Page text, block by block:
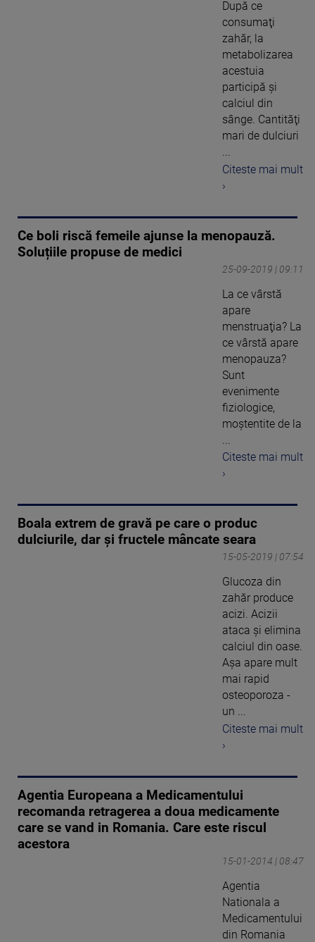
După ce
consumaţi
zahăr, la
metabolizarea
acestuia
participă şi
calciul din
sânge. Cantităţi
mari de dulciuri
...
Citeste mai mult
›
Ce boli riscă femeile ajunse la menopauză.
Soluțiile propuse de medici
25-09-2019 | 09:11
La ce vârstă
apare
menstruaţia? La
ce vârstă apare
menopauza?
Sunt
evenimente
fiziologice,
moștentite de la
Citeste mai mult
›
Boala extrem de gravă pe care o produc
dulciurile, dar şi fructele mâncate seara
15-05-2019 | 07:54
Glucoza din
zahăr produce
acizi. Acizii
ataca şi elimina
calciul din oase.
Aşa apare mult
mai rapid
osteoporoza -
un ...
Citeste mai mult
›
Agentia Europeana a Medicamentului
recomanda retragerea a doua medicamente
care se vand in Romania. Care este riscul
acestora
15-01-2014 | 08:47
Agentia
Nationala a
Medicamentului
din Romania